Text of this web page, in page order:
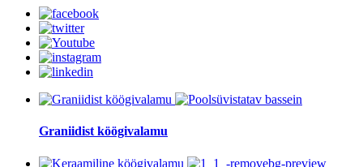
Graniidist köögivalamu